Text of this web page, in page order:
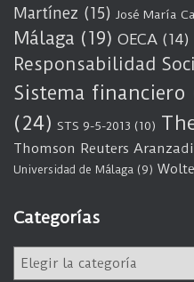
Martínez (15) José María
Málaga (19) OECA (14)
Responsabilidad
Sistema financiero
(24) STS 9-5-2013 (10)
Thomson Reuters Aranzadi
Universidad de Málaga (9)
Categorías